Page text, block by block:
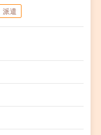
派遣